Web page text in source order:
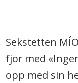
Sekstetten
fjor med
opp med sin